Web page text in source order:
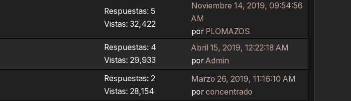
Respuestas: 5
Vistas: 32,422
Noviembre 14, 2019, 09:54:56
AM
por PLOMAZOS
Respuestas: 4
Vistas: 29,933
Abril 15, 2019, 12:22:18 AM
por Admin
Respuestas: 2
Vistas: 28,154
Marzo 26, 2019, 11:16:10 AM
por concentrado